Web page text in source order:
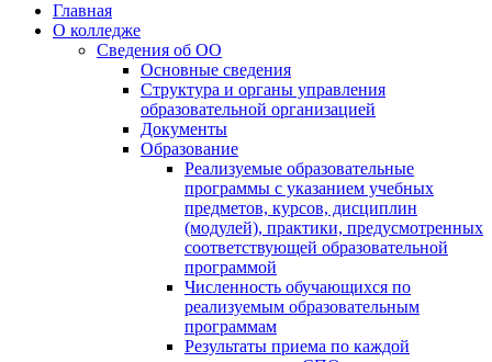
Главная
О колледже
Сведения об ОО
Основные сведения
Структура и органы управления
образовательной организацией
Документы
Образование
Реализуемые образовательные
программы с указанием учебных
предметов, курсов, дисциплин
(модулей), практики, предусмотренных
соответствующей образовательной
программой
Численность обучающихся по
реализуемым образовательным
программам
Результаты приема по каждой